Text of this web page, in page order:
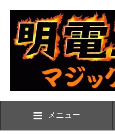
メニュー